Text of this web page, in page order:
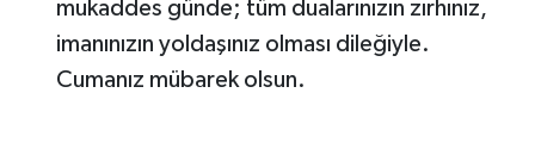
mukaddes günde; tüm dualarınızın zırhınız,
imanınızın yoldaşınız olması dileğiyle.
Cumanız mübarek olsun.